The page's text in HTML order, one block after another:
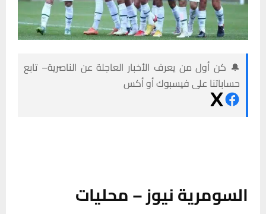
🔔 كن أول من يعرف الأخبار العاجلة عن الناصرية– تابع
حساباتنا على فيسبوك أو أكس
السومرية نيوز – محليات